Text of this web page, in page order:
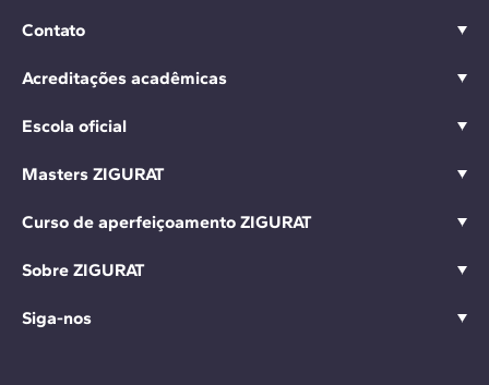
Contato
Acreditações acadêmicas
Escola oficial
Masters ZIGURAT
Curso de aperfeiçoamento ZIGURAT
Sobre ZIGURAT
Siga-nos